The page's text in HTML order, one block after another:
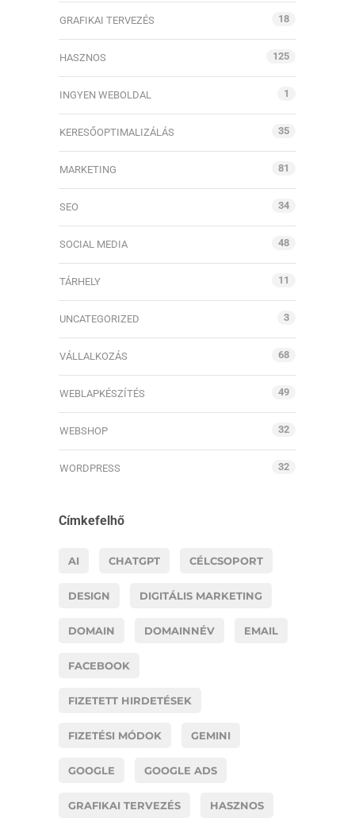
GRAFIKAI TERVEZÉS 18
HASZNOS 125
INGYEN WEBOLDAL 1
KERESŐOPTIMALIZÁLÁS 35
MARKETING 81
SEO 34
SOCIAL MEDIA 48
TÁRHELY 11
UNCATEGORIZED 3
VÁLLALKOZÁS 68
WEBLAPKÉSZÍTÉS 49
WEBSHOP 32
WORDPRESS 32
Címkefelhő
AI CHATGPT CÉLCSOPORT
DESIGN DIGITÁLIS MARKETING
DOMAIN DOMAINNÉV EMAIL
FACEBOOK
FIZETETT HIRDETÉSEK
FIZETÉSI MÓDOK GEMINI
GOOGLE GOOGLE ADS
GRAFIKAI TERVEZÉS HASZNOS